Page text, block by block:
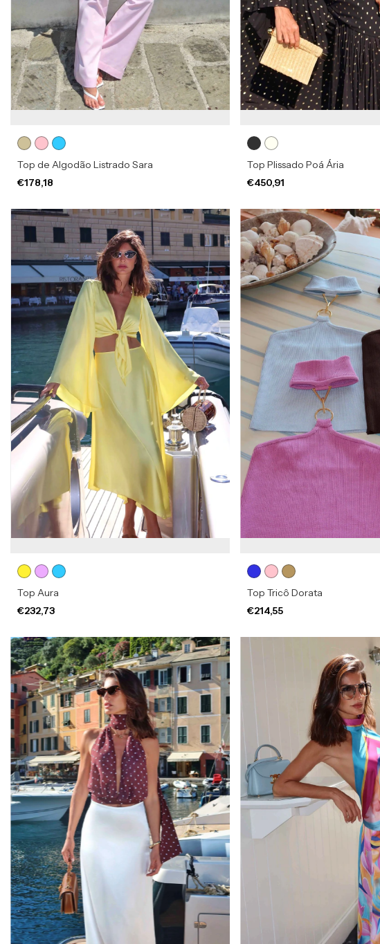
Top de Algodão Listrado Sara
€178,18
Top Plissado Poá Ária
€450,91
Top Aura
€232,73
Top Tricô Dorata
€214,55